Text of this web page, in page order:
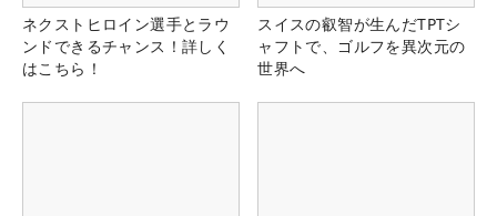
ネクストヒロイン選手とラウ
ンドできるチャンス！詳しく
はこちら！
スイスの叡智が生んだTPTシ
ャフトで、ゴルフを異次元の
世界へ